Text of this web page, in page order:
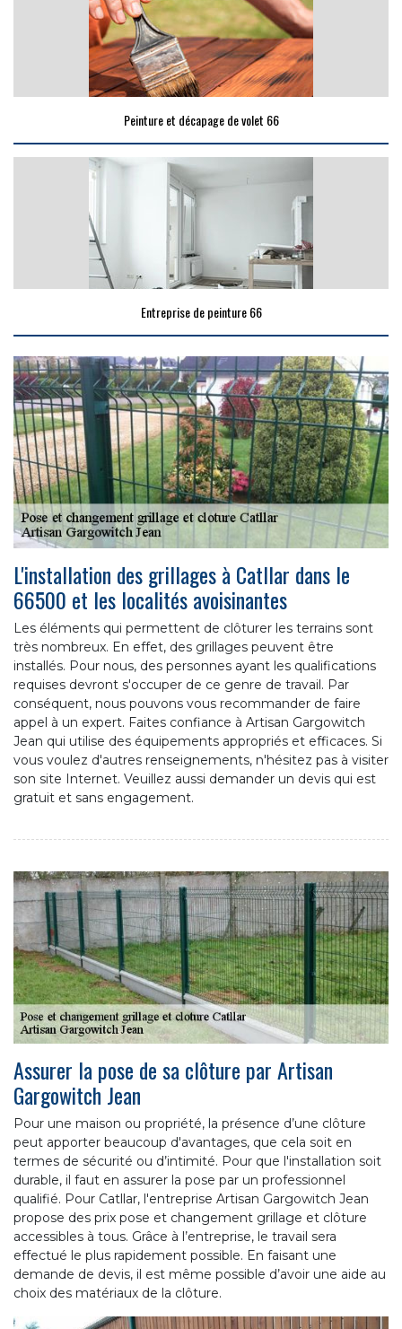
Peinture et décapage de volet 66
Entreprise de peinture 66
L'installation des grillages à Catllar dans le
66500 et les localités avoisinantes
Les éléments qui permettent de clôturer les terrains sont
très nombreux. En effet, des grillages peuvent être
installés. Pour nous, des personnes ayant les qualifications
requises devront s'occuper de ce genre de travail. Par
conséquent, nous pouvons vous recommander de faire
appel à un expert. Faites confiance à Artisan Gargowitch
Jean qui utilise des équipements appropriés et efficaces. Si
vous voulez d'autres renseignements, n'hésitez pas à visiter
son site Internet. Veuillez aussi demander un devis qui est
gratuit et sans engagement.
Assurer la pose de sa clôture par Artisan
Gargowitch Jean
Pour une maison ou propriété, la présence d’une clôture
peut apporter beaucoup d'avantages, que cela soit en
termes de sécurité ou d’intimité. Pour que l'installation soit
durable, il faut en assurer la pose par un professionnel
qualifié. Pour Catllar, l'entreprise Artisan Gargowitch Jean
propose des prix pose et changement grillage et clôture
accessibles à tous. Grâce à l’entreprise, le travail sera
effectué le plus rapidement possible. En faisant une
demande de devis, il est même possible d’avoir une aide au
choix des matériaux de la clôture.